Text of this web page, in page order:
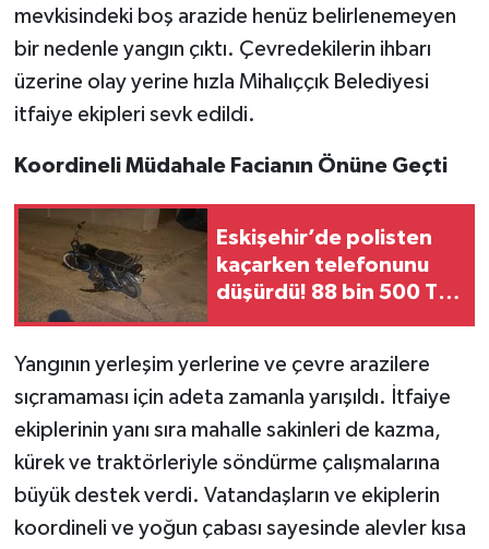
mevkisindeki boş arazide henüz belirlenemeyen
bir nedenle yangın çıktı. Çevredekilerin ihbarı
üzerine olay yerine hızla Mihalıççık Belediyesi
itfaiye ekipleri sevk edildi.
Koordineli Müdahale Facianın Önüne Geçti
Eskişehir’de polisten
kaçarken telefonunu
düşürdü! 88 bin 500 TL
Yangının yerleşim yerlerine ve çevre arazilere
sıçramaması için adeta zamanla yarışıldı. İtfaiye
ekiplerinin yanı sıra mahalle sakinleri de kazma,
kürek ve traktörleriyle söndürme çalışmalarına
büyük destek verdi. Vatandaşların ve ekiplerin
koordineli ve yoğun çabası sayesinde alevler kısa